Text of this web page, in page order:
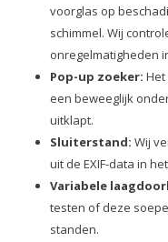
voorglas op
schimmel. Wij
onregelmatigheden
Pop-up zoeker:
een beweeglijk
uitklapt.
Sluiterstand: Wij
uit de EXIF-data in
Variabele
testen of deze
standen.